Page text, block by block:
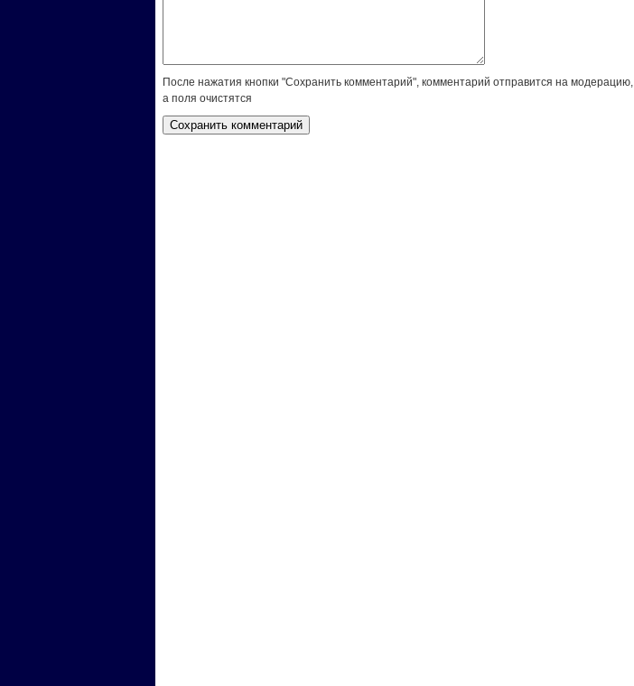
После нажатия кнопки "Сохранить комментарий", комментарий отправится на модерацию,
а поля очистятся